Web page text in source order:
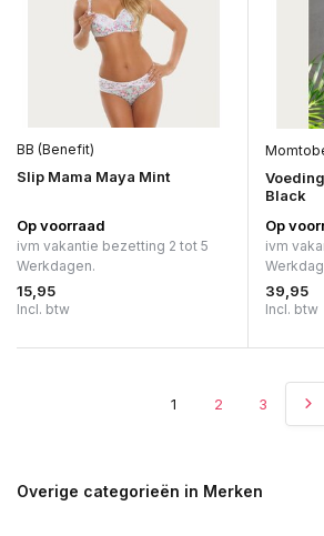
BB (Benefit)
Slip Mama Maya Mint
Op voorraad
ivm vakantie bezetting 2 tot 5
Werkdagen.
15,95
Incl. btw
Black
Op
ivm
39,95
Incl. btw
1 2 3
Overige categorieën in Merken